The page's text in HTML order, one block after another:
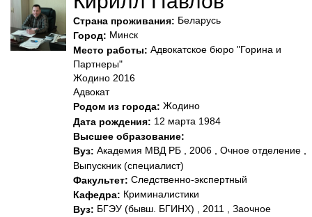
Страна проживания: Беларусь
Город: Минск
Место работы: Адвокатское бюро "Горина и
Партнеры"
Жодино 2016
Адвокат
Родом из города: Жодино
Дата рождения: 12 марта 1984
Высшее образование:
Вуз: Академия МВД РБ , 2006 , Очное отделение ,
Выпускник (специалист)
Факультет: Следственно-экспертный
Кафедра: Криминалистики
Вуз: БГЭУ (бывш. БГИНХ) , 2011 , Заочное